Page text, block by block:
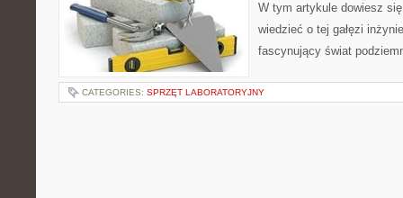
W tym artykule dowiesz
wiedzieć o tej gałęzi
fascynujący świat
CATEGORIES: SPRZĘT LABORATORYJNY